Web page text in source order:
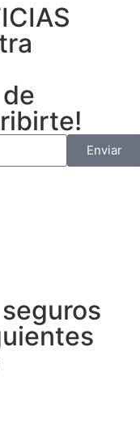
Enviar